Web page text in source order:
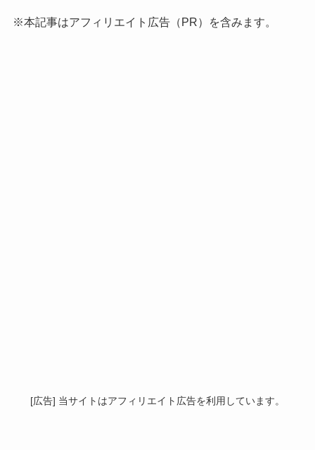
※本記事はアフィリエイト広告（PR）を含みます。
[広告] 当サイトはアフィリエイト広告を利用しています。